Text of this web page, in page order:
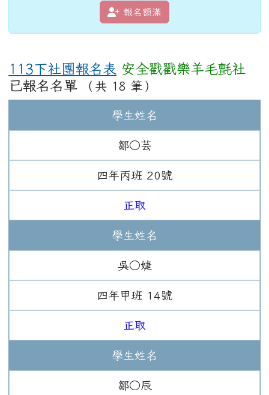
報名額滿
113下社團報名表 安全戳戳樂羊毛氈社
已報名名單
（共 18 筆）
學生姓名
鄒○芸
四年丙班 20號
正取
學生姓名
吳○婕
四年 甲班 14號
正取
學生姓名
鄒○辰